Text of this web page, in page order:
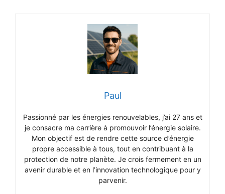
Paul
Passionné par les énergies renouvelables, j’ai 27 ans et
je consacre ma carrière à promouvoir l’énergie solaire.
Mon objectif est de rendre cette source d’énergie
propre accessible à tous, tout en contribuant à la
protection de notre planète. Je crois fermement en un
avenir durable et en l’innovation technologique pour y
parvenir.